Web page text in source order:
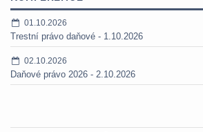
01.10.2026
Trestní právo daňové - 1.10.2026
02.10.2026
Daňové právo 2026 - 2.10.2026